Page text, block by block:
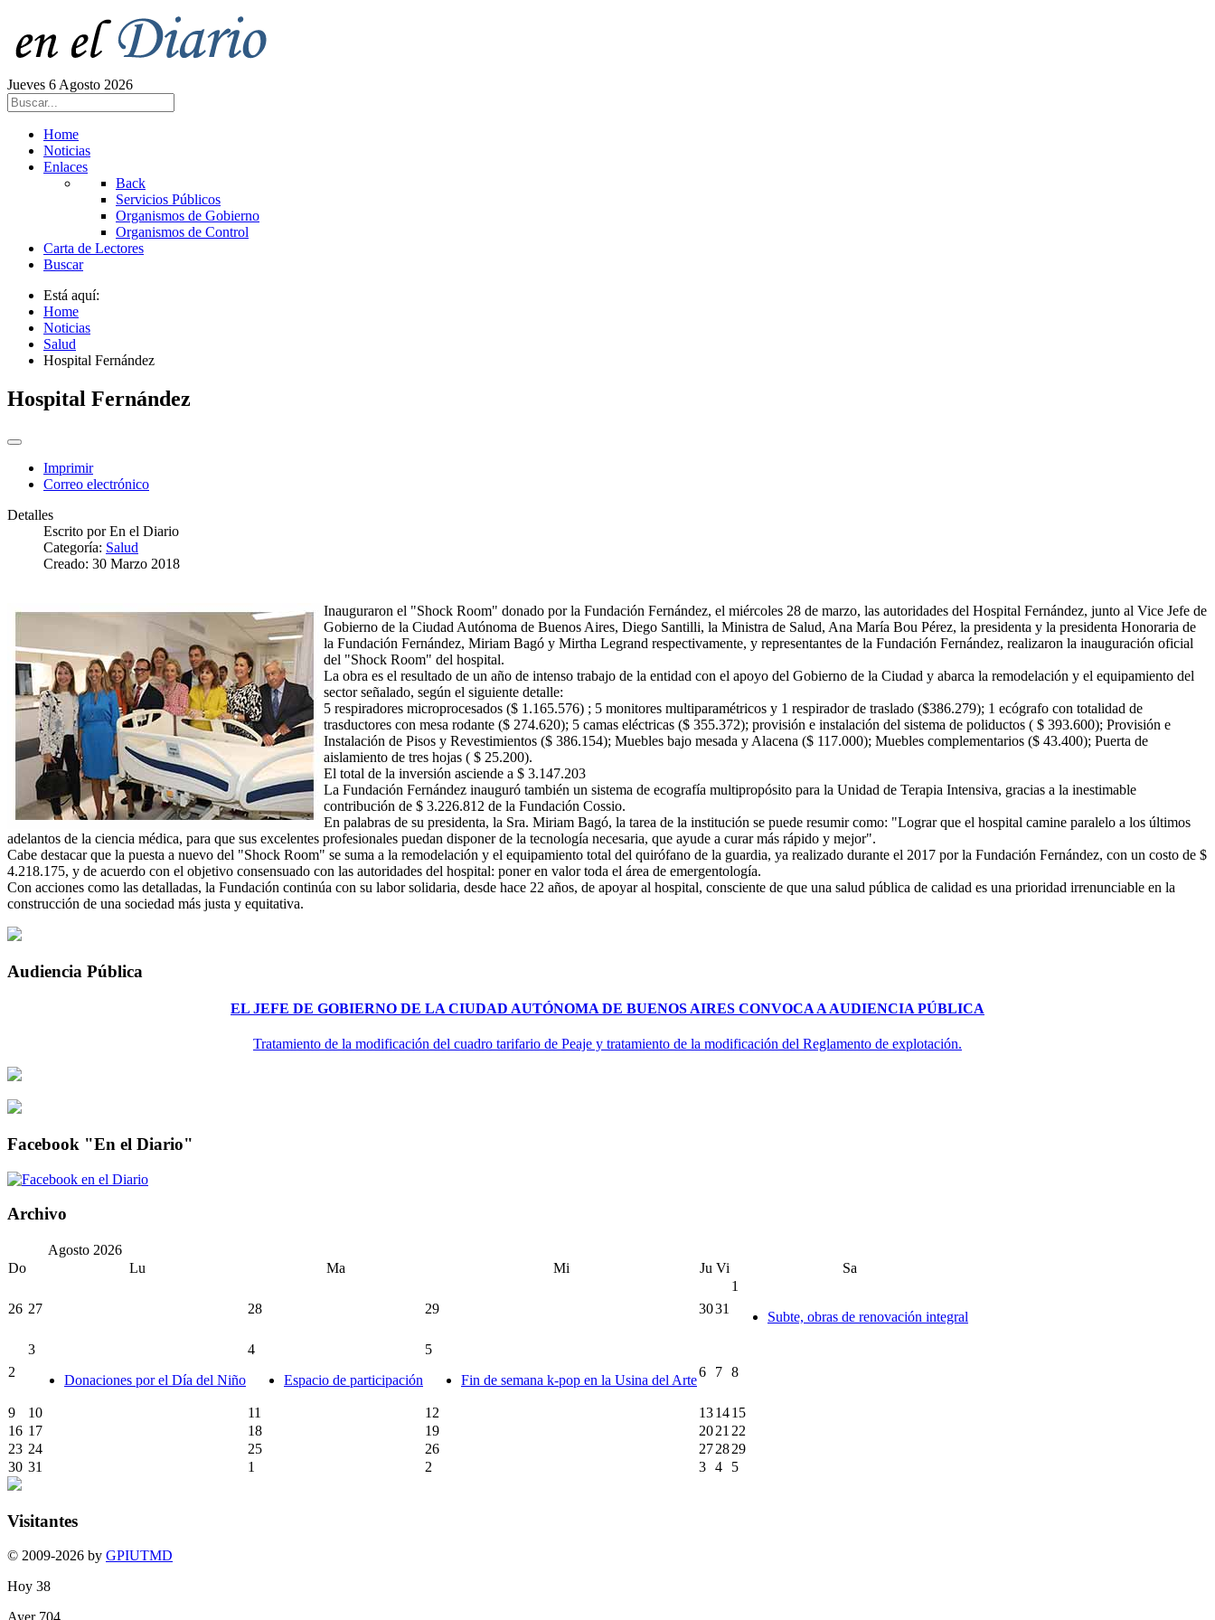
Jueves 6 Agosto 2026
Home
Noticias
Enlaces
Back
Servicios Públicos
Organismos de Gobierno
Organismos de Control
Carta de Lectores
Buscar
Está aquí:
Home
Noticias
Salud
Hospital Fernández
Hospital Fernández
Imprimir
Correo electrónico
Detalles
Escrito porEn el Diario
Categoría: Salud
Creado: 30 Marzo 2018
Inauguraron el "Shock Room" donado por la Fundación Fernández, el miércoles 28 de marzo, las autoridades del Hospital Fernández, junto al Vice Jefe de
Gobierno de la Ciudad Autónoma de Buenos Aires, Diego Santilli, la Ministra de Salud, Ana María Bou Pérez, la presidenta y la presidenta Honoraria de
la Fundación Fernández, Miriam Bagó y Mirtha Legrand respectivamente, y representantes de la Fundación Fernández, realizaron la inauguración oficial
del "Shock Room" del hospital.
La obra es el resultado de un año de intenso trabajo de la entidad con el apoyo del Gobierno de la Ciudad y abarca la remodelación y el equipamiento del
sector señalado, según el siguiente detalle:
5 respiradores microprocesados ($ 1.165.576) ; 5 monitores multiparamétricos y 1 respirador de traslado ($386.279); 1 ecógrafo con totalidad de
trasductores con mesa rodante ($ 274.620); 5 camas eléctricas ($ 355.372); provisión e instalación del sistema de poliductos ( $ 393.600); Provisión e
Instalación de Pisos y Revestimientos ($ 386.154); Muebles bajo mesada y Alacena ($ 117.000); Muebles complementarios ($ 43.400); Puerta de
aislamiento de tres hojas ( $ 25.200).
El total de la inversión asciende a $ 3.147.203
La Fundación Fernández inauguró también un sistema de ecografía multipropósito para la Unidad de Terapia Intensiva, gracias a la inestimable
contribución de $ 3.226.812 de la Fundación Cossio.
En palabras de su presidenta, la Sra. Miriam Bagó, la tarea de la institución se puede resumir como: "Lograr que el hospital camine paralelo a los últimos
adelantos de la ciencia médica, para que sus excelentes profesionales puedan disponer de la tecnología necesaria, que ayude a curar más rápido y mejor".
Cabe destacar que la puesta a nuevo del "Shock Room" se suma a la remodelación y el equipamiento total del quirófano de la guardia, ya realizado durante el 2017 por la Fundación Fernández, con un costo de $
4.218.175, y de acuerdo con el objetivo consensuado con las autoridades del hospital: poner en valor toda el área de emergentología.
Con acciones como las detalladas, la Fundación continúa con su labor solidaria, desde hace 22 años, de apoyar al hospital, consciente de que una salud pública de calidad es una prioridad irrenunciable en la
construcción de una sociedad más justa y equitativa.
Audiencia Pública
EL JEFE DE GOBIERNO DE LA CIUDAD AUTÓNOMA DE BUENOS AIRES CONVOCA A AUDIENCIA PÚBLICA
Tratamiento de la modificación del cuadro tarifario de Peaje y tratamiento de la modificación del Reglamento de explotación.
Facebook "En el Diario"
Archivo
Agosto 2026
Do
Lu Ma Mi Ju Vi Sa
26 27 28 29 3031
1
Subte, obras de renovación integral
2
3
Donaciones por el Día del Niño
4
Espacio de participación
5
Fin de semana k-pop en la Usina del Arte
6 7 8
9 10 11 12 131415
16 17 18 19 2021 22
23 24 25 26 272829
30 31 1 2 3 4 5
Visitantes
© 2009-2026 by GPIUTMD
Hoy 38